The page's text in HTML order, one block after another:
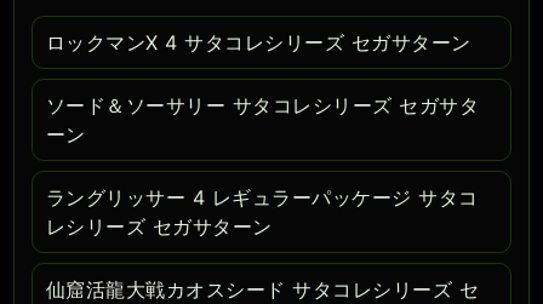
ロックマンX 4 サタコレシリーズ セガサターン
ソード＆ソーサリー サタコレシリーズ セガサタ
ーン
ラングリッサー 4 レギュラーパッケージ サタコ
レシリーズ セガサターン
仙窟活龍大戦カオスシード サタコレシリーズ セ